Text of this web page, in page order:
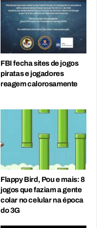
FBI fecha sites de jogos
piratas e jogadores
reagem calorosamente
Flappy Bird, Pou e mais: 8
jogos que faziam a gente
colar no celular na época
do 3G